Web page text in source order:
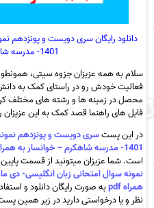
دانلود رایگان سری دویست و پونزدهم
1401- مدرسه شاهکرم – خوانسار
سلام به همه عزیزان جزوه سیتی،
فعالیت خودش رو در راستای کمک به دانش
محصل در زمینه ها و رشته های مختلف
فایل های راهنما قصد کمک به این عزیزان
در این پستسری دویست و پونزدهم
1401- مدرسه شاهکرم – خوانسار به همراه pdf
است. شما عزیزان میتونید از قسمت
همراه pdf
به صورت رایگان دانلود و
نظر و یا درخواستی دارید در زیر همین پست